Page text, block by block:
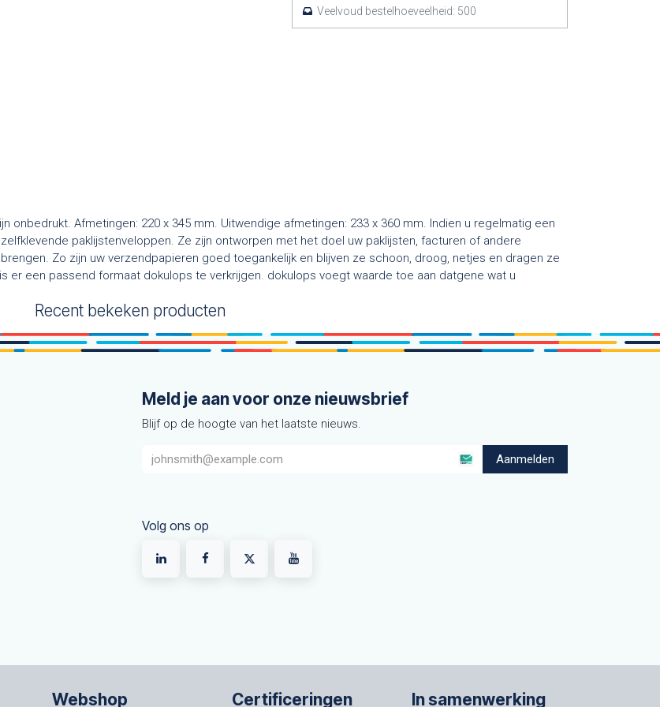
Veelvoud bestelhoeveelheid: 500
Afmetingen: 220 x 345 mm. Uitwendige afmetingen: 233 x 360 mm. Indien u regelmatig een
paklijstenveloppen. Ze zijn ontworpen met het doel uw paklijsten, facturen of andere
Zo zijn uw verzendpapieren goed toegankelijk en blijven ze schoon, droog, netjes en dragen ze
er een passend formaat dokulops te verkrijgen. dokulops voegt waarde toe aan datgene wat u
Recent bekeken producten
Meld je aan voor onze nieuwsbrief
Blijf op de hoogte van het laatste nieuws.
Aanmelden
Volg ons op
Webshop Certificeringen In samenwerking